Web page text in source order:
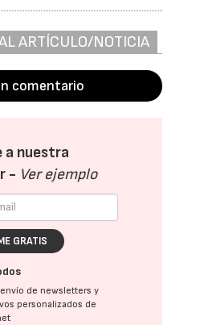
ARTÍCULO/NOTICIA
comentario
a nuestra
- Ver ejemplo
GRATIS
de newsletters y
personalizados de